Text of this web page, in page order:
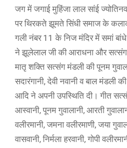
जग में जगाई मुहिंजा लाल सांई
पर थिरकते झूमते सिंधी समाज के
गली नंबर 11 के निज मंदिर में समां
ने झूलेलाल जी की आराधना और
मातृ शक्ति सत्संग मंडली की पूनम
सदारंगानी, देवी नवानी व बाल मंडली
आदि ने अपनी उपस्थिति दी। गीत
आस्वानी, पूनम गुवालानी, आरती
वलीरमानी, जमना वलीरमाणी, जया
वासवानी, निर्मला हरवानी, गोपी